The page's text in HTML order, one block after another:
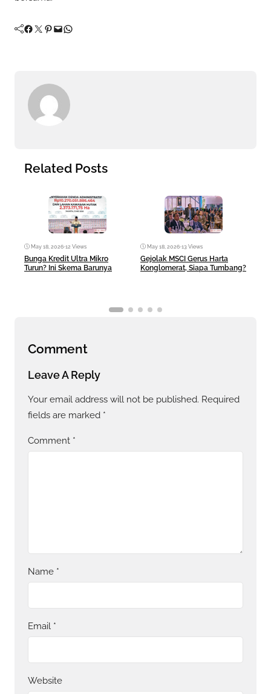
Facebook Twitter Pinterest Mail WhatsApp
Related Posts
May 18, 2026•12 Views
Bunga Kredit Ultra Mikro
Turun? Ini Skema Barunya
May 18, 2026•13 Views
Gejolak MSCI Gerus Harta
Konglomerat, Siapa Tumbang?
Comment
Leave A Reply
Your email address will not be published. Required
fields are marked *
Comment *
Name *
Email *
Website